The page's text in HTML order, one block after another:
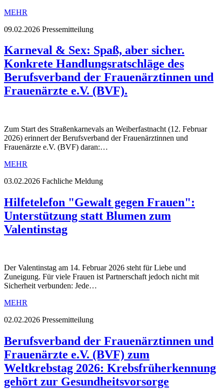
MEHR
09.02.2026 Pressemitteilung
Karneval & Sex: Spaß, aber sicher.
Konkrete Handlungsratschläge des
Berufsverband der Frauenärztinnen und
Frauenärzte e.V. (BVF).
Zum Start des Straßenkarnevals an Weiberfastnacht (12. Februar
2026) erinnert der Berufsverband der Frauenärztinnen und
Frauenärzte e.V. (BVF) daran:…
MEHR
03.02.2026 Fachliche Meldung
Hilfetelefon "Gewalt gegen Frauen":
Unterstützung statt Blumen zum
Valentinstag
Der Valentinstag am 14. Februar 2026 steht für Liebe und
Zuneigung. Für viele Frauen ist Partnerschaft jedoch nicht mit
Sicherheit verbunden: Jede…
MEHR
02.02.2026 Pressemitteilung
Berufsverband der Frauenärztinnen und
Frauenärzte e.V. (BVF) zum
Weltkrebstag 2026: Krebsfrüherkennung
gehört zur Gesundheitsvorsorge